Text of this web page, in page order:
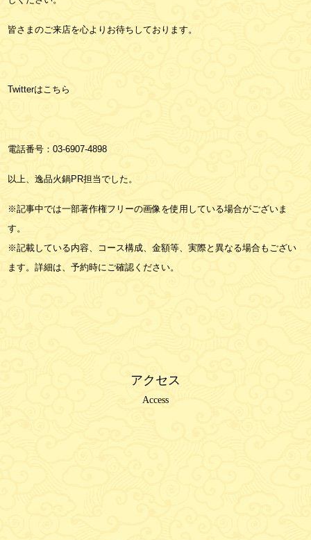
皆さまのご来店を心よりお待ちしております。
Twitterはこちら
電話番号：03-6907-4898
以上、逸品火鍋PR担当でした。
※記事中では一部著作権フリーの画像を使用している場合がございま
す。
※記載している内容、コース構成、金額等、実際と異なる場合もござい
ます。詳細は、予約時にご確認ください。
アクセス
Access